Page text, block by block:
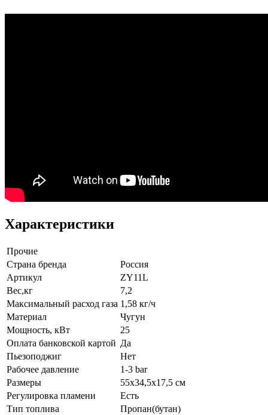
Характеристики
Прочие
Страна бренда
Россия
Артикул
ZY11L
Вес,кг
7,2
Максимальный расход газа 1,58 кг/ч
Материал
Чугун
Мощность, кВт
25
Оплата банковской картой Да
Пьезоподжиг
Нет
Рабочее давление
1-3 bar
Размеры
55х34,5х17,5 см
Регулировка пламени
Есть
Тип топлива
Пропан(бутан)